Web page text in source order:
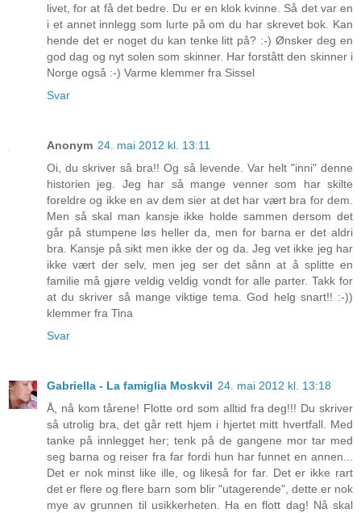
livet, for at få det bedre. Du er en klok kvinne. Så det var en
i et annet innlegg som lurte på om du har skrevet bok. Kan
hende det er noget du kan tenke litt på? :-) Ønsker deg en
god dag og nyt solen som skinner. Har forstått den skinner i
Norge også :-) Varme klemmer fra Sissel
Svar
Anonym 24. mai 2012 kl. 13:11
Oi, du skriver så bra!! Og så levende. Var helt "inni" denne
historien jeg. Jeg har så mange venner som har skilte
foreldre og ikke en av dem sier at det har vært bra for dem.
Men så skal man kansje ikke holde sammen dersom det
går på stumpene løs heller da, men for barna er det aldri
bra. Kansje på sikt men ikke der og da. Jeg vet ikke jeg har
ikke vært der selv, men jeg ser det sånn at å splitte en
familie må gjøre veldig veldig vondt for alle parter. Takk for
at du skriver så mange viktige tema. God helg snart!! :-))
klemmer fra Tina
Svar
Gabriella - La famiglia Moskvil 24. mai 2012 kl. 13:18
Å, nå kom tårene! Flotte ord som alltid fra deg!!! Du skriver
så utrolig bra, det går rett hjem i hjertet mitt hvertfall. Med
tanke på innlegget her; tenk på de gangene mor tar med
seg barna og reiser fra far fordi hun har funnet en annen...
Det er nok minst like ille, og likeså for far. Det er ikke rart
det er flere og flere barn som blir "utagerende", dette er nok
mye av grunnen til usikkerheten. Ha en flott dag! Nå skal